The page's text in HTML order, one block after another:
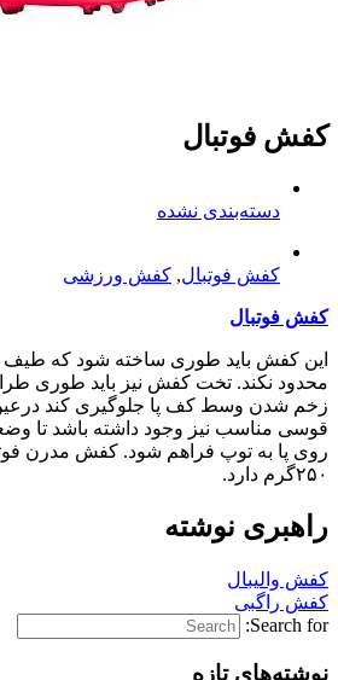
کفش فوتبال
دسته‌بندی نشده
کفش فوتبال, کفش ورزشی
کفش فوتبال
این کفش باید طوری ساخته شود که طیف
محدود نکند. تخت کفش نیز باید طوری
زخم شدن وسط کف پا جلوگیری کند
قوسی مناسب نیز وجود داشته باشد تا
روی پا به توپ فراهم شود. کفش مدرن
۲۵۰گرم دارد.
راهبری نوشته
کفش والیبال
کفش راگبی
Search for:
نوشته‌های تازه